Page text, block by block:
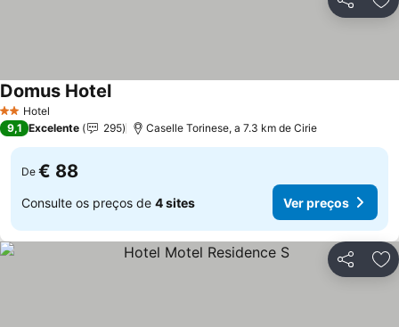
Partilhar
2 Estrelas
Hotel
Domus HotelVer preços
9,1 Excelente 295 Caselle Torinese, a 7.3 km de Cirie
De € 88
Consulte os preços de 4 sites Ver preços
Partilhar